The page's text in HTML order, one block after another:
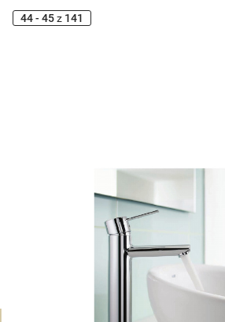
44 - 45 z 141